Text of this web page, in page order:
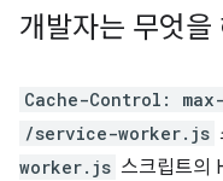
개발자는 무엇을
Cache-Control:
/service-worker.js
worker.js 스크립트의